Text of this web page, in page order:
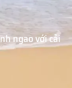
ngao với cải